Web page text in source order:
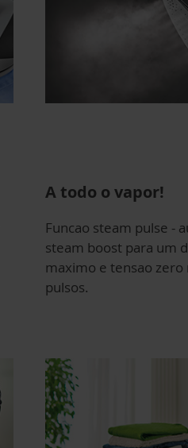
A todo o vapor!
Funcao steam pulse -
steam boost para um
maximo e tensao zero
pulsos.